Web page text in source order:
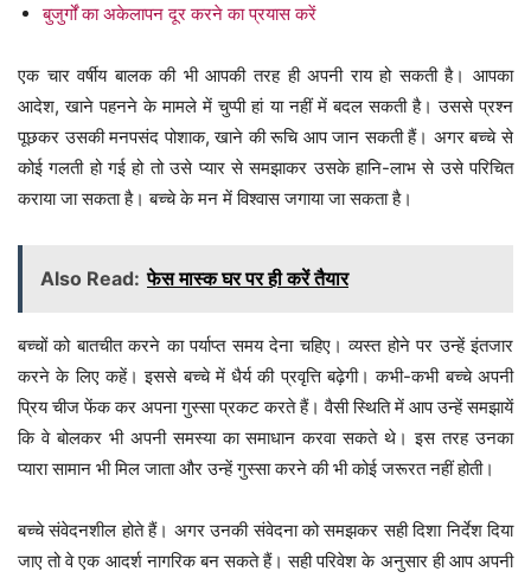
बुजुर्गों का अकेलापन दूर करने का प्रयास करें
एक चार वर्षीय बालक की भी आपकी तरह ही अपनी राय हो सकती है। आपका
आदेश, खाने पहनने के मामले में चुप्पी हां या नहीं में बदल सकती है। उससे प्रश्न
पूछकर उसकी मनपसंद पोशाक, खाने की रूचि आप जान सकती हैं। अगर बच्चे से
कोई गलती हो गई हो तो उसे प्यार से समझाकर उसके हानि-लाभ से उसे परिचित
कराया जा सकता है। बच्चे के मन में विश्वास जगाया जा सकता है।
Also Read: फेस मास्क घर पर ही करें तैयार
बच्चों को बातचीत करने का पर्याप्त समय देना चहिए। व्यस्त होने पर उन्हें इंतजार
करने के लिए कहें। इससे बच्चे में धैर्य की प्रवृत्ति बढ़ेगी। कभी-कभी बच्चे अपनी
प्रिय चीज फेंक कर अपना गुस्सा प्रकट करते हैं। वैसी स्थिति में आप उन्हें समझायें
कि वे बोलकर भी अपनी समस्या का समाधान करवा सकते थे। इस तरह उनका
प्यारा सामान भी मिल जाता और उन्हें गुस्सा करने की भी कोई जरूरत नहीं होती।
बच्चे संवेदनशील होते हैं। अगर उनकी संवेदना को समझकर सही दिशा निर्देश दिया
जाए तो वे एक आदर्श नागरिक बन सकते हैं। सही परिवेश के अनुसार ही आप अपनी